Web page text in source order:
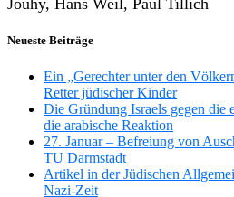
Jouhy, Hans Weil, Paul Tillich
Neueste Beiträge
Ein „Gerechter unter den
Retter jüdischer Kinder
Die Gründung Israels gegen die
die arabische Reaktion
27. Januar – Befreiung von
TU Darmstadt
Artikel in der Jüdischen
Nazi-Zeit